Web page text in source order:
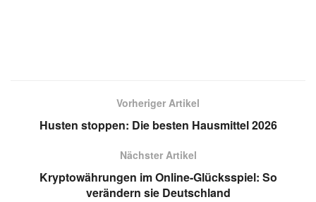
Vorheriger Artikel
Husten stoppen: Die besten Hausmittel 2026
Nächster Artikel
Kryptowährungen im Online-Glücksspiel: So
verändern sie Deutschland